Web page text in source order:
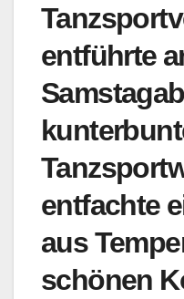
entführte
entfachte
aus
schönen